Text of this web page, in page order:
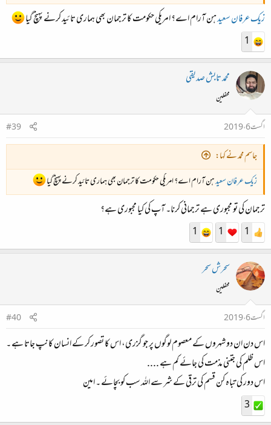
زیکعرفان سعیدہن آرام اے؟ امریکی حکومت کا ترجمان بھی ہماری تائید کرنے پہنچ گیا
1
محمد تابش صدیقی
محفلین
اگست 6، 2019
#39
جاسم محمد نے کہا:
زیکعرفان سعیدہن آرام اے؟ امریکی حکومت کا ترجمان بھی ہماری تائید کرنے پہنچ گیا
ترجمان کی تو مجبوری ہے ترجمانی کرنا۔ آپ کی کیا مجبوری ہے؟
1
1
1
سحرش سحر
محفلین
اگست 6، 2019
#40
اس دن ان دو شہروں کے معصوم لوگوں پر جو گزری، اس کا تصور کر کے انسان کانپ جاتا ہے ۔
اس ظلم کی جتنی مذمت کی جائے کم ہے ....
اس دور کی تباہ کن قسم کی ترقی کے شر سے اللہ سب کو بچائے ۔ امین
3